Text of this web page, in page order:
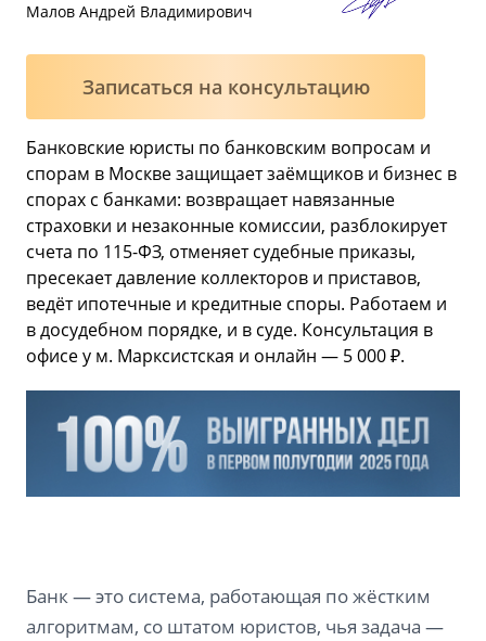
Малов Андрей Владимирович
Записаться на консультацию
Банковские юристы по банковским вопросам и
спорам в Москве защищает заёмщиков и бизнес в
спорах с банками: возвращает навязанные
страховки и незаконные комиссии, разблокирует
счета по 115-ФЗ, отменяет судебные приказы,
пресекает давление коллекторов и приставов,
ведёт ипотечные и кредитные споры. Работаем и
в досудебном порядке, и в суде. Консультация в
офисе у м. Марксистская и онлайн — 5 000 ₽.
Банк — это система, работающая по жёстким
алгоритмам, со штатом юристов, чья задача —